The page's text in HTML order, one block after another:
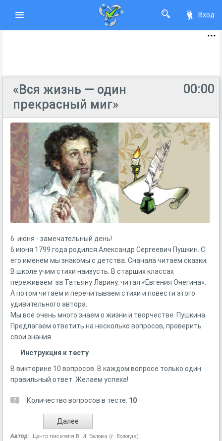
Вход
00:00
«Вся жизнь — один
прекрасный миг»
6 июня - замечательный день!
6 июня 1799 года родился Александр Сергеевич Пушкин. С
его именем мы знакомы с детства. Сначала читаем сказки.
В школе учим стихи наизусть. В старших классах
переживаем за Татьяну Ларину, читая «Евгения Онегина».
А потом читаем и перечитываем стихи и повести этого
удивительного автора.
Мы все очень много знаем о жизни и творчестве Пушкина.
Предлагаем ответить на несколько вопросов, проверить
свои знания.
Инструкция к тесту
В викторине 10 вопросов. В каждом вопросе только один
правильный ответ. Желаем успеха!
Количество вопросов в тесте: 10
Автор: Центр писателя В. И. Белова (г. Вологда)